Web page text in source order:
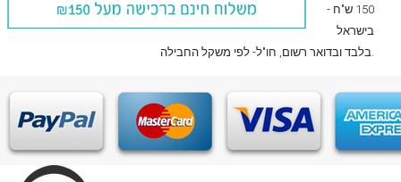
150 ש"ח -
בישראל
בלבדובדואר רשום , חו"ל- לפי משקל החבילה.